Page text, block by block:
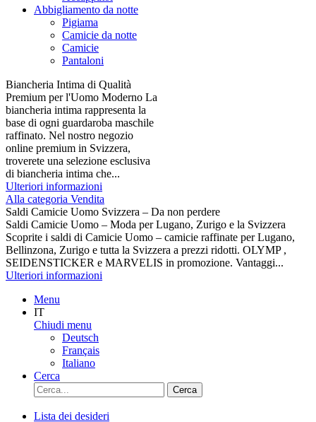
Abbigliamento da notte
Pigiama
Camicie da notte
Camicie
Pantaloni
Biancheria Intima di Qualità
Premium per l'Uomo Moderno La
biancheria intima rappresenta la
base di ogni guardaroba maschile
raffinato. Nel nostro negozio
online premium in Svizzera,
troverete una selezione esclusiva
di biancheria intima che...
Ulteriori informazioni
Alla categoria Vendita
Saldi Camicie Uomo Svizzera – Da non perdere
Saldi Camicie Uomo – Moda per Lugano, Zurigo e la Svizzera
Scoprite i saldi di Camicie Uomo – camicie raffinate per Lugano,
Bellinzona, Zurigo e tutta la Svizzera a prezzi ridotti. OLYMP ,
SEIDENSTICKER e MARVELIS in promozione. Vantaggi...
Ulteriori informazioni
Menu
IT
Chiudi menu
Deutsch
Français
Italiano
Cerca
Cerca
Lista dei desideri